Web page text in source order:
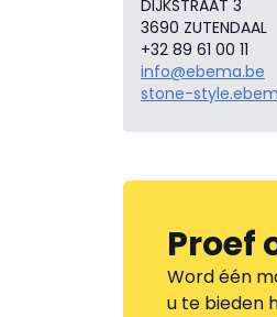
DIJKSTRAAT 3
3690 ZUTENDAAL
+32 89 61 00 11
info@ebema.be
stone-
Proef
Word één
u te bieden